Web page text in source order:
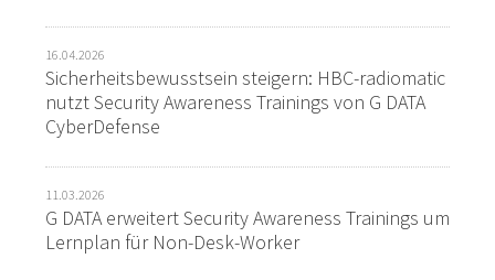
16.04.2026
Sicherheitsbewusstsein steigern: HBC-radiomatic
nutzt Security Awareness Trainings von G DATA
CyberDefense
11.03.2026
G DATA erweitert Security Awareness Trainings um
Lernplan für Non-Desk-Worker